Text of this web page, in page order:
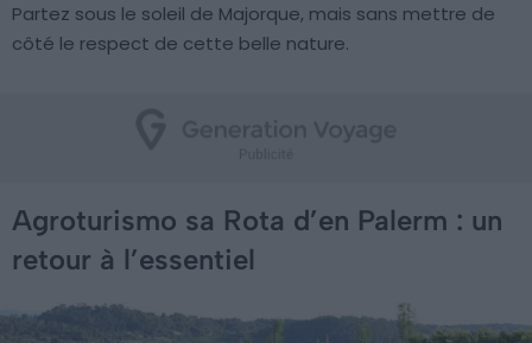
Partez sous le soleil de Majorque, mais sans mettre de
côté le respect de cette belle nature.
Agroturismo sa Rota d’en Palerm : un
retour à l’essentiel